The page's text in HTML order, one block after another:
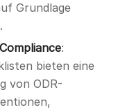
Grundlage
:
bieten eine
von ODR-